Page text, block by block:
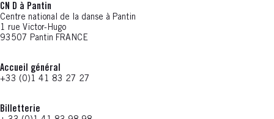
CN D à Pantin
Centre national de la danse à Pantin
1 rue Victor-Hugo
93507 Pantin FRANCE
Accueil général
+33 (0)1 41 83 27 27
Billetterie